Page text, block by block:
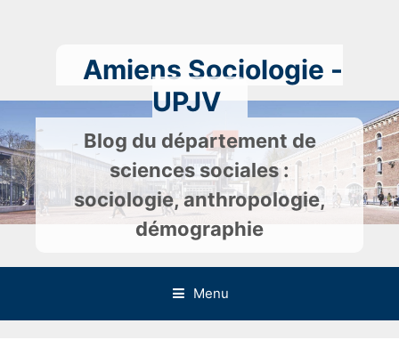
Amiens Sociologie -
UPJV
Blog du département de
sciences sociales :
sociologie, anthropologie,
démographie
Menu